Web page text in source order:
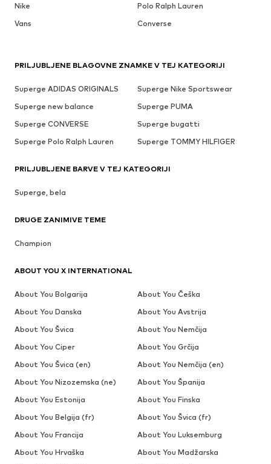
Nike
Polo Ralph Lauren
Vans
Converse
PRILJUBLJENE BLAGOVNE ZNAMKE V TEJ KATEGORIJI
Superge ADIDAS ORIGINALS
Superge Nike Sportswear
Superge new balance
Superge PUMA
Superge CONVERSE
Superge bugatti
Superge Polo Ralph Lauren
Superge TOMMY HILFIGER
PRILJUBLJENE BARVE V TEJ KATEGORIJI
Superge, bela
DRUGE ZANIMIVE TEME
Champion
ABOUT YOU X INTERNATIONAL
About You Bolgarija
About You Češka
About You Danska
About You Avstrija
About You Švica
About You Nemčija
About You Ciper
About You Grčija
About You Švica (en)
About You Nemčija (en)
About You Nizozemska (ne)
About You Španija
About You Estonija
About You Finska
About You Belgija (fr)
About You Švica (fr)
About You Francija
About You Luksemburg
About You Hrvaška
About You Madžarska